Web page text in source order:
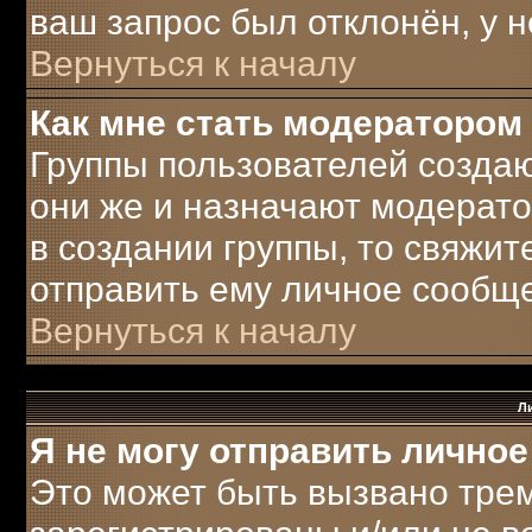
ваш запрос был отклонён, у
Вернуться к началу
Как мне стать
Группы пользователей
они же и назначают
в создании группы, то
отправить ему личное
Вернуться к началу
Я не могу отправить
Это может быть вызвано